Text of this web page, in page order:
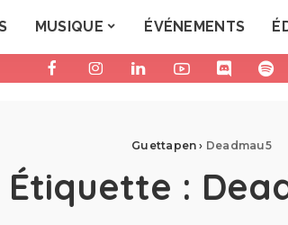
MUSIQUE ÉVÉNEMENTS
Guettapen › Deadmau5
Étiquette :